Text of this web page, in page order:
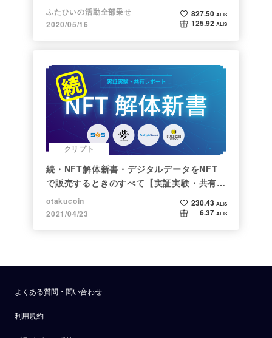
ふたひいの活動全部乗せ
2020/05/16
827.50 ALIS
125.92 ALIS
クリプト
続・NFT解体新書・デジタルデータをNFT
で販売するときのすべて【実証実験・共有レ
ポート】
otakucoin
2021/04/23
230.43 ALIS
6.37 ALIS
よくある質問・問い合わせ
利用規約